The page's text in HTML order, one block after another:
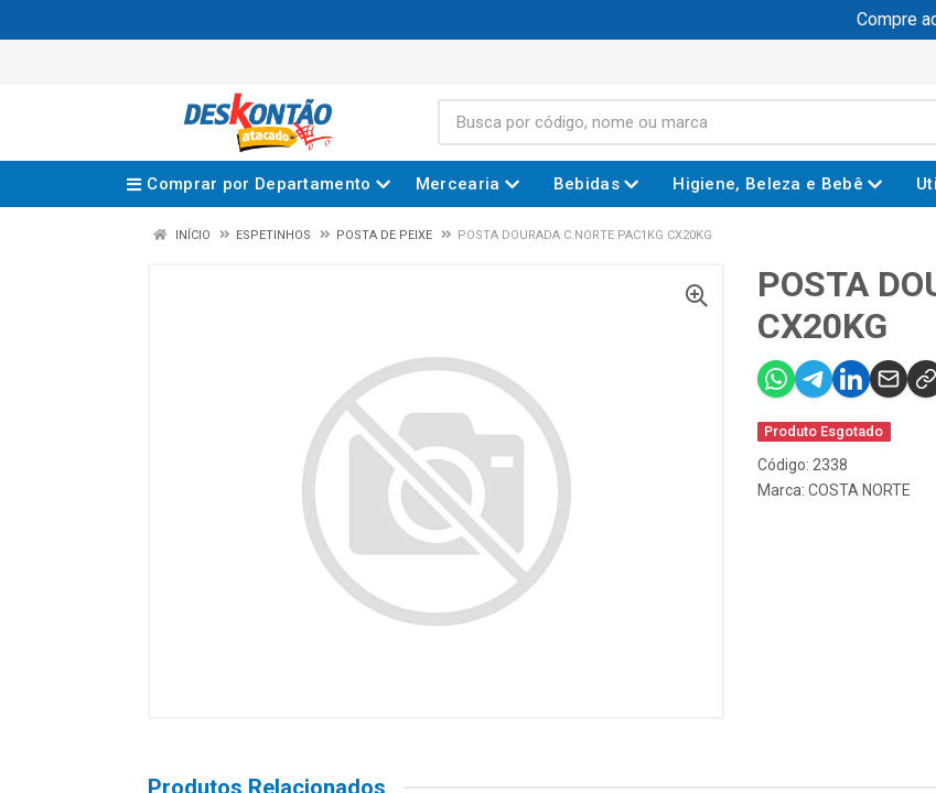
Compre
Comprar por Departamento Mercearia Bebidas Higiene, Beleza e Bebê
INÍCIO ESPETINHOS POSTA DE PEIXE POSTA DOURADA C.NORTE PAC1KG CX20KG
POSTA
CX20KG
Produto Esgotado
Código: 2338
Marca: COSTA NORTE
Produtos Relacionados